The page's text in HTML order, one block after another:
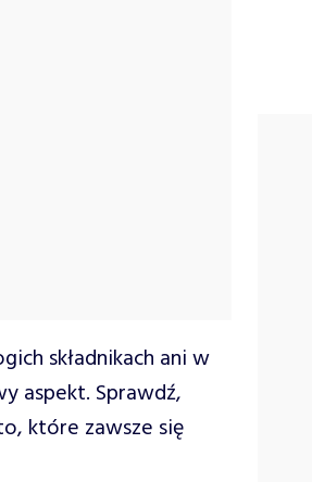
składnikach ani w
aspekt. Sprawdź,
które zawsze się